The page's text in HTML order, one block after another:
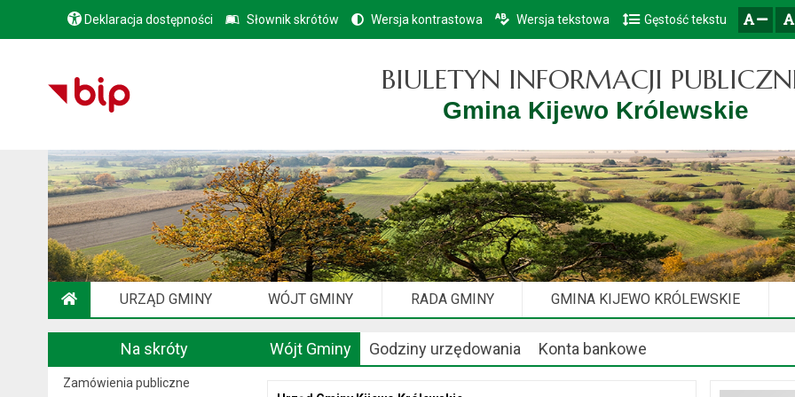
Przejdź do głównego menu
Przejdź do treści
Przejdź do mapy serwisu
Deklaracja dostępności Słownik skrótów Wersja kontrastowa Wersja tekstowa Gęstość tekstu
BIULETYN INFORMACJI
Gmina Kijewo Królewskie
URZĄD GMINY WÓJT GMINY RADA GMINY GMINA KIJEWO KRÓLEWSKIE
Na skróty
Zamówienia publiczne
Wójt Gminy Godziny urzędowania Konta bankowe